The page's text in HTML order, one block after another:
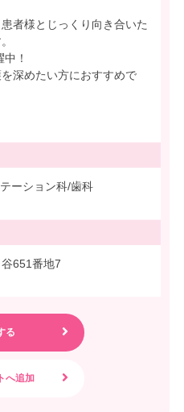
者様とじっくり向き合いた
！
深めたい方におすすめで
ーション科/歯科
谷651番地7